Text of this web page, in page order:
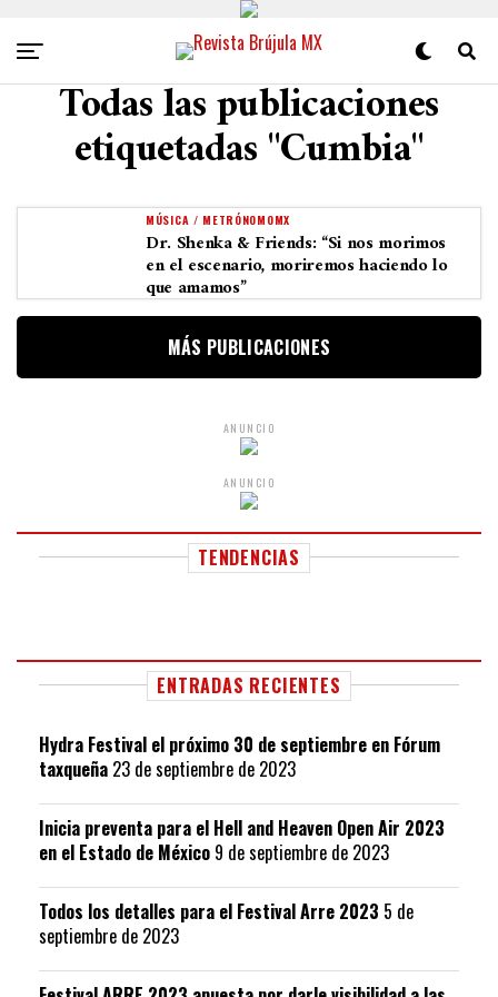
Todas las publicaciones
etiquetadas "Cumbia"
MÚSICA / METRÓNOMOMX
Dr. Shenka & Friends: “Si nos morimos
en el escenario, moriremos haciendo lo
que amamos”
MÁS PUBLICACIONES
ANUNCIO
ANUNCIO
TENDENCIAS
ENTRADAS RECIENTES
Hydra Festival el próximo 30 de septiembre en Fórum
taxqueña 23 de septiembre de 2023
Inicia preventa para el Hell and Heaven Open Air 2023
en el Estado de México 9 de septiembre de 2023
Todos los detalles para el Festival Arre 2023 5 de
septiembre de 2023